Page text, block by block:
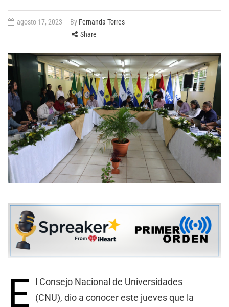
agosto 17, 2023 By Fernanda Torres
Share
E
l Consejo Nacional de Universidades
(CNU), dio a conocer este jueves que la